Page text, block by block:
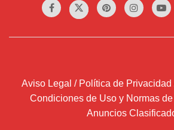
Aviso Legal / Política de
Condiciones de Uso y Normas
Anuncios